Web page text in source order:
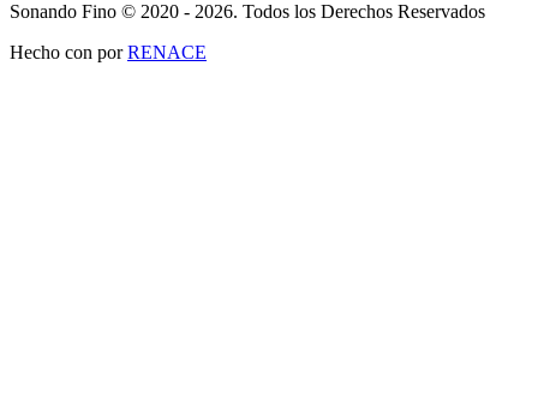
Sonando Fino © 2020 - 2026. Todos los Derechos Reservados
Hecho con porRENACE